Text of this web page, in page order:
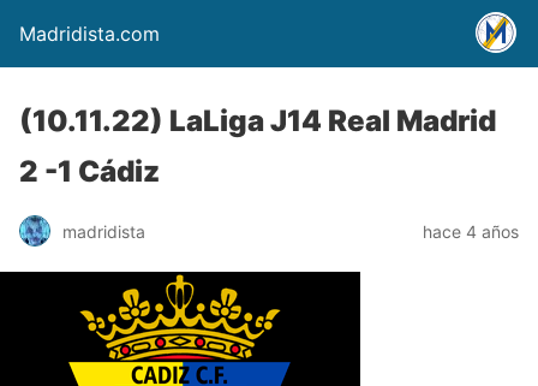
Madridista.com
(10.11.22) LaLiga J14 Real Madrid
2 -1 Cádiz
madridista hace 4 años